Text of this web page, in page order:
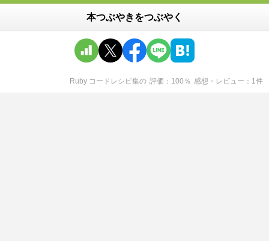
本つぶやきをつぶやく
Ruby コードレシピ集の 評価 100 ％ 感想・レビュー 1件